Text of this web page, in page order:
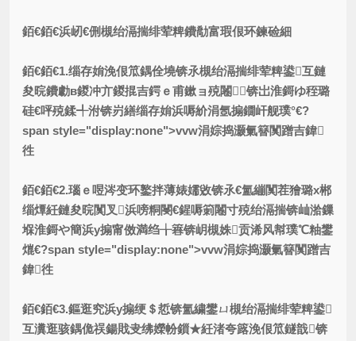
銆€銆€浜屻€侀槻绐滆揣绯荤粺鐨勪富瑕佷环鍊硷細
銆€銆€1.缁存姢浼佷笟鍝佺墝锛氶槻绐滆揣绯荤粺鍙互鏈
夋晥鐨勮в鍐冲亣鍐掍吉鍔ｅ甫鏉ョ殑闂锛岀淮鎶ゆ秷璐
硅€呯殑鍒╃泭锛岃繕缁存姢浜嗕紒涓氬搧鐗屽舰璞°€?
span style="display:none">vvw涓婃捣灏氭簮闃蹭吉鍏
徃
銆€銆€2.瑙ｅ喅涔变环鐜拌薄婊嬬敓锛氶€氳繃闃茬獪璐х郴
缁燂紝鏈夋晥闃叉浜嗙粡閿€鍟嗕箣闂寸殑绐滆揣锛屾湁鏁
堢淮鎶や簡浜у搧甯傚満绉╁簭锛岄槻姝贡浠风幇璞℃粙鐢
熴€?span style="display:none">vvw涓婃捣灏氭簮闃蹭吉
鍏徃
銆€銆€3.鏂逛究浜у搧绠＄悊锛氳繍鐢ㄩ槻绐滆揣绯荤粺鍙
互瀵逛骇鍝佹祦鍚戝叏绋嬫帉鎻★紝渚夸簬浼佷笟鐩戠锛